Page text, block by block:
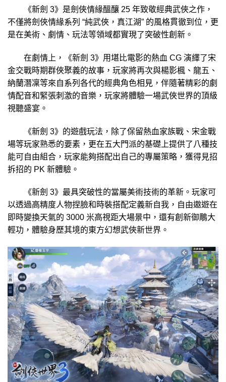
《新劍 3》是劍俠情緣醞釀 25 年致敬經典武俠之作，
不僅將劍俠情緣系列 “純武俠，真江湖” 的風格貫徹到位，更
是在美術、劇情、玩法等領域都實現了突破性創新。
在劇情上，《新劍 3》用堪比電影的熱血 CG 演繹了宋
金交戰時期群俠聚義的故事，玩家將再次與楊影楓、龍五、
納蘭潛凜等來自系列各代的經典角色相見，伴隨著精彩的劇
情配音和緊張刺激的音樂，玩家將體驗一場武俠世界的頂級
視聽盛宴。
《新劍 3》的遊戲玩法，除了保留熱血家族戰、宋金戰
場等玩家熟悉的要素，更在五大門派的基礎上提供了八種技
能可自由組合，玩家能夠搭配出自己的專屬策略，獲得見招
拆招的 PK 新體驗。
《新劍 3》最具突破性的當屬美術技術的革新。玩家可
以透過高精度人物捏臉和時裝搭配定義新自我，自由遨遊在
即時變換天氣的 3000 米高視距大場景中，還有創新御鵰大
輕功，體驗身歷其境的東方幻想武俠新世界。